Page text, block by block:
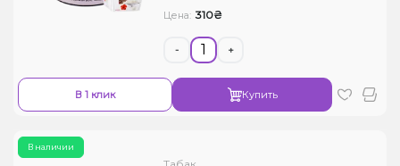
Цена: 310₴
- +
В 1 клик Купить
В наличии